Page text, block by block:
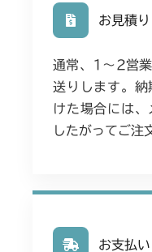
お見積り
通常、1〜2営
送りします。
けた場合には
したがってご注
お支払